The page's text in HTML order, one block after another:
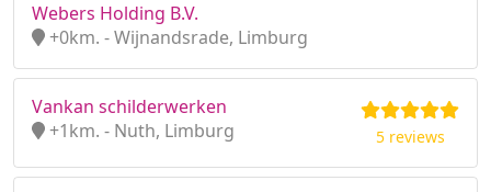
Webers Holding B.V.
+0km. - Wijnandsrade, Limburg
Vankan schilderwerken
+1km. - Nuth, Limburg
5 reviews